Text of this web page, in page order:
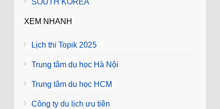
SOUTH KOREA
XEM NHANH
Lịch thi Topik 2025
Trung tâm du học Hà Nội
Trung tâm du học HCM
Công ty du lịch ưu tiên